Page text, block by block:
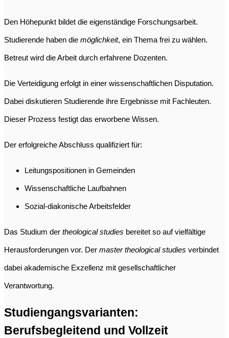
Den Höhepunkt bildet die eigenständige Forschungsarbeit.
Studierende haben die möglichkeit, ein Thema frei zu wählen.
Betreut wird die Arbeit durch erfahrene Dozenten.
Die Verteidigung erfolgt in einer wissenschaftlichen Disputation.
Dabei diskutieren Studierende ihre Ergebnisse mit Fachleuten.
Dieser Prozess festigt das erworbene Wissen.
Der erfolgreiche Abschluss qualifiziert für:
Leitungspositionen in Gemeinden
Wissenschaftliche Laufbahnen
Sozial-diakonische Arbeitsfelder
Das Studium der theological studies bereitet so auf vielfältige
Herausforderungen vor. Der master theological studies verbindet
dabei akademische Exzellenz mit gesellschaftlicher
Verantwortung.
Studiengangsvarianten:
Berufsbegleitend und Vollzeit